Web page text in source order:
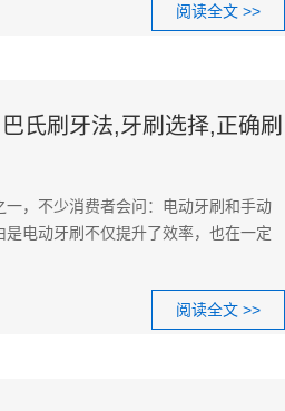
阅读全文 >>
氏刷牙法,牙刷选择,正确刷
，不少消费者会问：电动牙刷和手动
电动牙刷不仅提升了效率，也在一定
阅读全文 >>